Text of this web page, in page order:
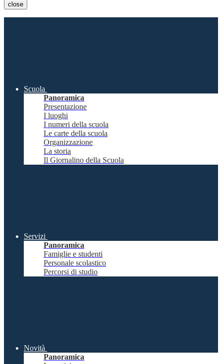
close
Scuola
Panoramica
Presentazione
I luoghi
I numeri della scuola
Le carte della scuola
Organizzazione
La storia
Il Giornalino della Scuola
Servizi
Panoramica
Famiglie e studenti
Personale scolastico
Percorsi di studio
Novità
Panoramica